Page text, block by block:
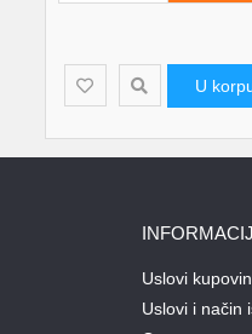
U
Uslovi
Uslovi i način